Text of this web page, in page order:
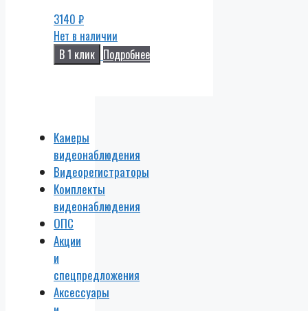
3140 ₽
Нет в наличии
В 1 клик Подробнее
Камеры
видеонаблюдения
Видеорегистраторы
Комплекты
видеонаблюдения
ОПС
Акции
и
спецпредложения
Аксессуары